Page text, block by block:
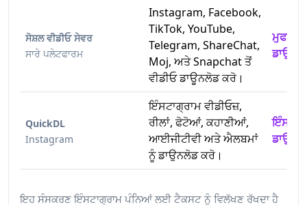
ਸੋਸ਼ਲ ਵੀਡੀਓ ਸੇਵਰ
ਸਾਰੇ ਪਲੇਟਫਾਰਮ
Instagram, Facebook,
TikTok, YouTube,
Telegram, ShareChat,
Moj, ਅਤੇ Snapchat ਤੋਂ
ਵੀਡੀਓ ਡਾਊਨਲੋਡ ਕਰੋ।
ਮੁਫਤ
QuickDL
Instagram
ਇੰਸਟਾਗ੍ਰਾਮ ਵੀਡੀਓਜ਼,
ਰੀਲਾਂ, ਫੋਟੋਆਂ, ਕਹਾਣੀਆਂ,
ਆਈਜੀਟੀਵੀ ਅਤੇ ਐਲਬਮਾਂ
ਨੂੰ ਡਾਉਨਲੋਡ ਕਰੋ।
ਇਹ ਸੰਸਕਰਣ ਇੰਸਟਾਗ੍ਰਾਮ ਪੰਨਿਆਂ ਲਈ ਟੈਕਸਟ ਨੂੰ ਵਿਲੱਖਣ ਰੱਖਦਾ ਹੈ